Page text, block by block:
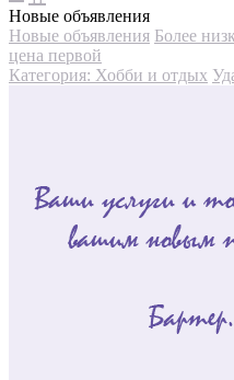
Новые объявления
Новые объявления Более
цена первой
Категория: Хобби и отдых